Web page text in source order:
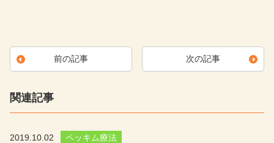
前の記事 次の記事
関連記事
2019.10.02
ペッキム療法